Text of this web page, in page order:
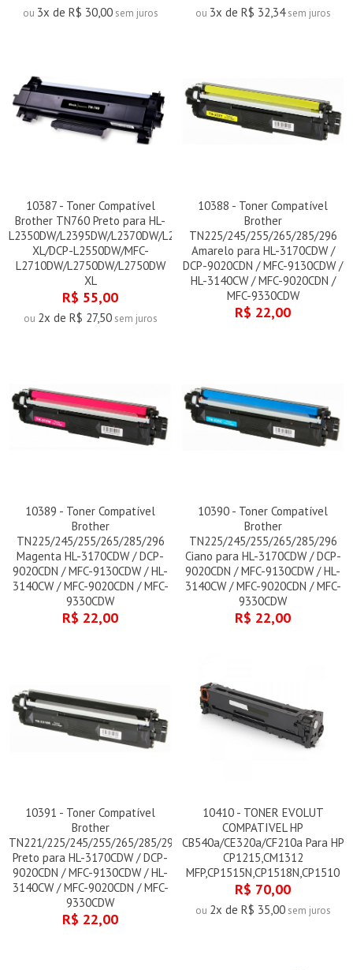
ou 3x de R$ 30,00sem juros ou 3x de R$ 32,34sem juros
10387 - Toner Compatível
Brother TN760 Preto para HL-
L2350DW/L2395DW/L2370DW/L2370DW
XL/DCP-L2550DW/MFC-
L2710DW/L2750DW/L2750DW
XL
R$ 55,00
ou 2x de R$ 27,50sem juros
10388 - Toner Compatível
Brother
TN225/245/255/265/285/296
Amarelo para HL-3170CDW /
DCP-9020CDN / MFC-9130CDW /
HL-3140CW / MFC-9020CDN /
MFC-9330CDW
R$ 22,00
10389 - Toner Compatível
Brother
TN225/245/255/265/285/296
Magenta HL-3170CDW / DCP-
9020CDN / MFC-9130CDW / HL-
3140CW / MFC-9020CDN / MFC-
9330CDW
R$ 22,00
10390 - Toner Compatível
Brother
TN225/245/255/265/285/296
Ciano para HL-3170CDW / DCP-
9020CDN / MFC-9130CDW / HL-
3140CW / MFC-9020CDN / MFC-
9330CDW
R$ 22,00
10391 - Toner Compatível
Brother
TN221/225/245/255/265/285/296
Preto para HL-3170CDW / DCP-
9020CDN / MFC-9130CDW / HL-
3140CW / MFC-9020CDN / MFC-
9330CDW
R$ 22,00
10410 - TONER EVOLUT
COMPATIVEL HP
CB540a/CE320a/CF210a Para HP
CP1215,CM1312
MFP,CP1515N,CP1518N,CP1510
R$ 70,00
ou 2x de R$ 35,00sem juros